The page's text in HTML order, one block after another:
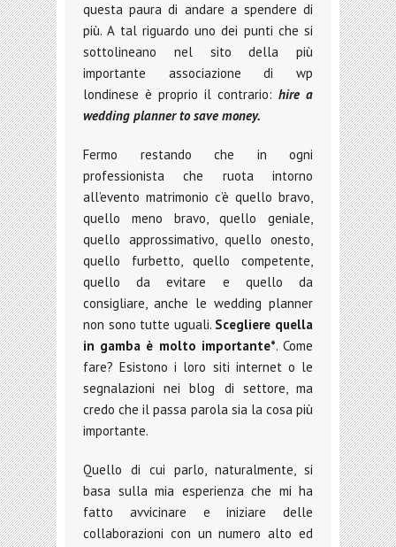
questa paura di andare a spendere di
più. A tal riguardo uno dei punti che si
sottolineano nel sito della più
importante associazione di wp
londinese è proprio il contrario: hire a
wedding planner to save money.
Fermo restando che in ogni
professionista che ruota intorno
all’evento matrimonio c’è quello bravo,
quello meno bravo, quello geniale,
quello approssimativo, quello onesto,
quello furbetto, quello competente,
quello da evitare e quello da
consigliare, anche le wedding planner
non sono tutte uguali. Scegliere quella
in gamba è molto importante*. Come
fare? Esistono i loro siti internet o le
segnalazioni nei blog di settore, ma
credo che il passa parola sia la cosa più
importante.
Quello di cui parlo, naturalmente, si
basa sulla mia esperienza che mi ha
fatto avvicinare e iniziare delle
collaborazioni con un numero alto ed